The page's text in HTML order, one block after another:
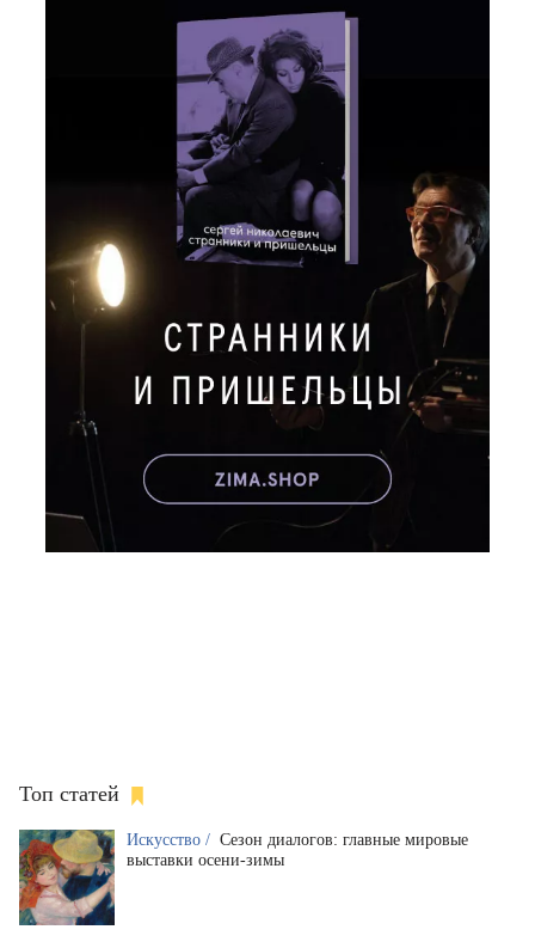
Топ статей
Искусство / Сезон диалогов: главные мировые
выставки осени-зимы